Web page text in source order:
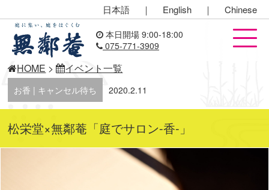
日本語 ｜ English ｜ Chinese
本日開場 9:00-18:00
075-771-3909
HOME > イベント一覧
お香 | キャンセル待ち 2020.2.11
松栄堂×無鄰菴「庭でサロン-香-」